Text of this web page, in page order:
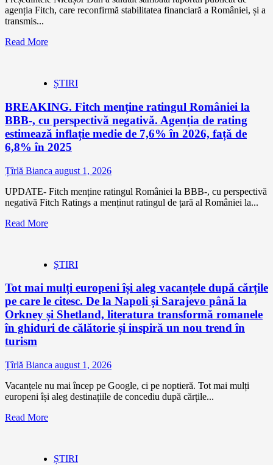
agenția Fitch, care reconfirmă stabilitatea financiară a României, și a
transmis...
Read More
ȘTIRI
BREAKING. Fitch menține ratingul României la
BBB-, cu perspectivă negativă. Agenția de rating
estimează inflație medie de 7,6% în 2026, față de
6,8% în 2025
Țîrlă Bianca august 1, 2026
UPDATE- Fitch menține ratingul României la BBB-, cu perspectivă
negativă Fitch Ratings a menținut ratingul de țară al României la...
Read More
ȘTIRI
Tot mai mulți europeni își aleg vacanțele după cărțile
pe care le citesc. De la Napoli și Sarajevo până la
Orkney și Shetland, literatura transformă romanele
în ghiduri de călătorie și inspiră un nou trend în
turism
Țîrlă Bianca august 1, 2026
Vacanțele nu mai încep pe Google, ci pe noptieră. Tot mai mulți
europeni își aleg destinațiile de concediu după cărțile...
Read More
ȘTIRI